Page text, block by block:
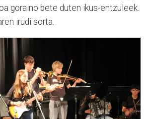
goraino bete duten ikus-entzuleek.
irudi sorta.